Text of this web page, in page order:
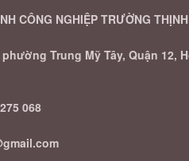
CÔNG NGHIỆP TRƯỜNG THỊNH
Trung Mỹ Tây, Quận 12,
068